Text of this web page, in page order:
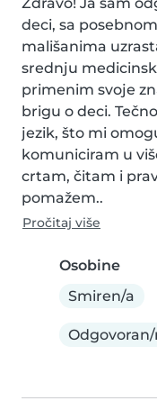
deci, sa
mališanima
srednju
primenim svoje
brigu o deci.
jezik, što mi
komuniciram u
crtam, čitam i
pomažem..
Pročitaj više
Osobine
Smiren/a